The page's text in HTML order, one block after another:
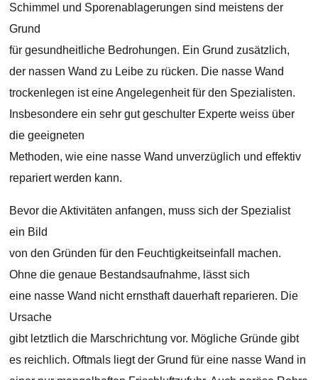
Schimmel und Sporenablagerungen sind meistens der
Grund
für gesundheitliche Bedrohungen. Ein Grund zusätzlich,
der nassen Wand zu Leibe zu rücken. Die nasse Wand
trockenlegen ist eine Angelegenheit für den Spezialisten.
Insbesondere ein sehr gut geschulter Experte weiss über
die geeigneten
Methoden, wie eine nasse Wand unverzüglich und effektiv
repariert werden kann.
Bevor die Aktivitäten anfangen, muss sich der Spezialist
ein Bild
von den Gründen für den Feuchtigkeitseinfall machen.
Ohne die genaue Bestandsaufnahme, lässt sich
eine nasse Wand nicht ernsthaft dauerhaft reparieren. Die
Ursache
gibt letztlich die Marschrichtung vor. Mögliche Gründe gibt
es reichlich. Oftmals liegt der Grund für eine nasse Wand in